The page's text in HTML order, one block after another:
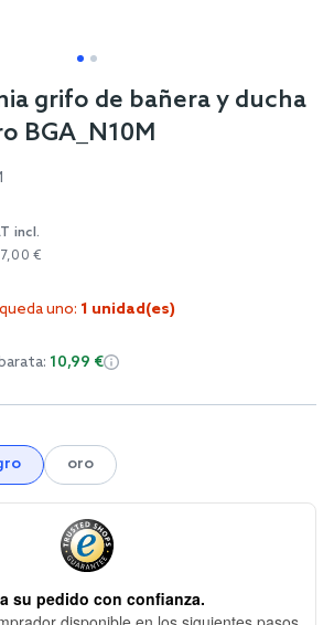
grifo de bañera y ducha
BGA_N10M
incl.
€
oro
uno: 1 unidad(es)
10,99 €